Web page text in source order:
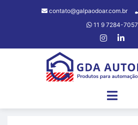
contato@galpaodoar.com.br
11 9 7284-7057